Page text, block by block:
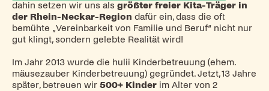
dahin setzen wir uns als größter freier Kita-Träger in
der Rhein-Neckar-Region dafür ein, dass die oft
bemühte „Vereinbarkeit von Familie und Beruf“ nicht nur
gut klingt, sondern gelebte Realität wird!
Im Jahr 2013 wurde die hulii Kinderbetreuung (ehem.
mäusezauber Kinderbetreuung) gegründet. Jetzt, 13 Jahre
später, betreuen wir 500+ Kinderim Alter von 2